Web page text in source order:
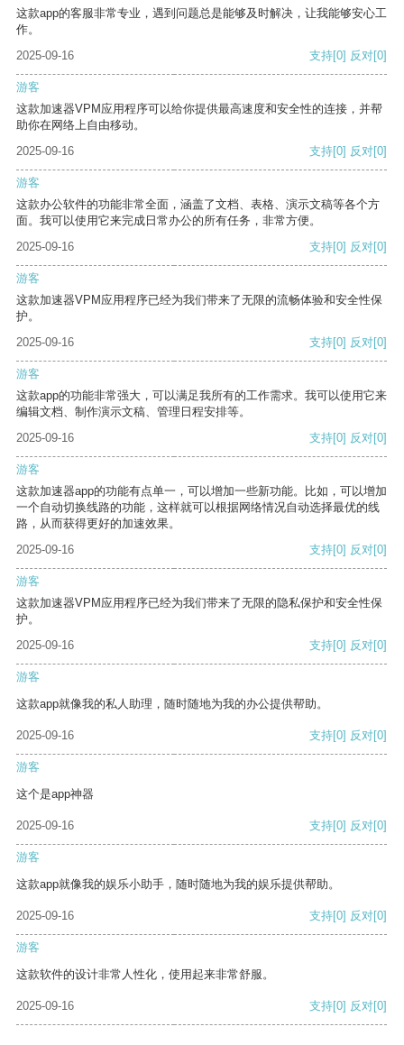
这款app的客服非常专业，遇到问题总是能够及时解决，让我能够安心工
作。
2025-09-16
支持[0] 反对[0]
游客
这款加速器VPM应用程序可以给你提供最高速度和安全性的连接，并帮
助你在网络上自由移动。
2025-09-16
支持[0] 反对[0]
游客
这款办公软件的功能非常全面，涵盖了文档、表格、演示文稿等各个方
面。我可以使用它来完成日常办公的所有任务，非常方便。
2025-09-16
支持[0] 反对[0]
游客
这款加速器VPM应用程序已经为我们带来了无限的流畅体验和安全性保
护。
2025-09-16
支持[0] 反对[0]
游客
这款app的功能非常强大，可以满足我所有的工作需求。我可以使用它来
编辑文档、制作演示文稿、管理日程安排等。
2025-09-16
支持[0] 反对[0]
游客
这款加速器app的功能有点单一，可以增加一些新功能。比如，可以增加
一个自动切换线路的功能，这样就可以根据网络情况自动选择最优的线
路，从而获得更好的加速效果。
2025-09-16
支持[0] 反对[0]
游客
这款加速器VPM应用程序已经为我们带来了无限的隐私保护和安全性保
护。
2025-09-16
支持[0] 反对[0]
游客
这款app就像我的私人助理，随时随地为我的办公提供帮助。
2025-09-16 支持[0] 反对[0]
游客
这个是app神器
2025-09-16 支持[0] 反对[0]
游客
这款app就像我的娱乐小助手，随时随地为我的娱乐提供帮助。
2025-09-16 支持[0] 反对[0]
游客
这款软件的设计非常人性化，使用起来非常舒服。
2025-09-16 支持[0] 反对[0]